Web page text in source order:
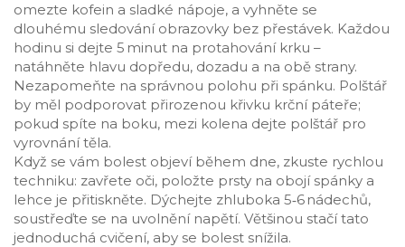
omezte kofein a sladké nápoje, a vyhněte se
dlouhému sledování obrazovky bez přestávek. Každou
hodinu si dejte 5 minut na protahování krku –
natáhněte hlavu dopředu, dozadu a na obě strany.
Nezapomeňte na správnou polohu při spánku. Polštář
by měl podporovat přirozenou křivku krční páteře;
pokud spíte na boku, mezi kolena dejte polštář pro
vyrovnání těla.
Když se vám bolest objeví během dne, zkuste rychlou
techniku: zavřete oči, položte prsty na obojí spánky a
lehce je přitiskněte. Dýchejte zhluboka 5‑6 nádechů,
soustřeďte se na uvolnění napětí. Většinou stačí tato
jednoduchá cvičení, aby se bolest snížila.